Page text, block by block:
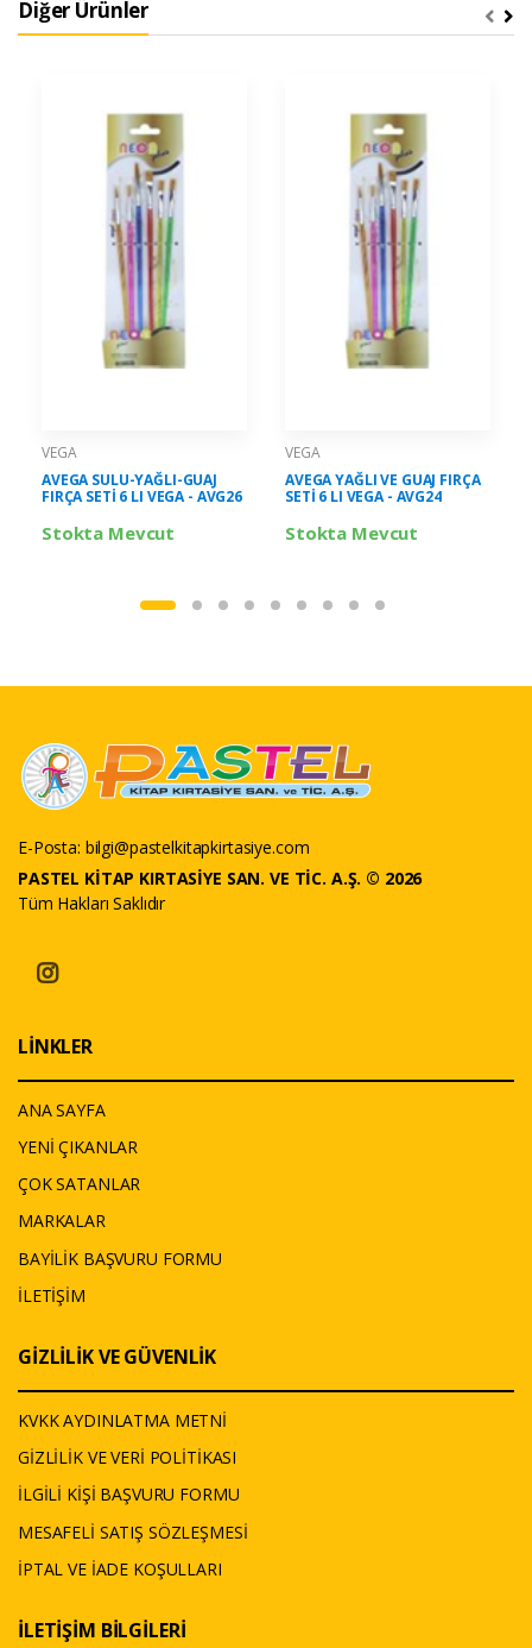
Diğer Ürünler
VEGA
AVEGA SULU-YAĞLI-GUAJ
FIRÇA SETİ 6 LI VEGA - AVG26
Stokta Mevcut
VEGA
AVEGA YAĞLI VE GUAJ FIRÇA
SETİ 6 LI VEGA - AVG24
Stokta Mevcut
E-Posta: bilgi@pastelkitapkirtasiye.com
PASTEL KİTAP KIRTASİYE SAN. VE TİC. A.Ş. © 2026
Tüm Hakları Saklıdır
LİNKLER
ANA SAYFA
YENİ ÇIKANLAR
ÇOK SATANLAR
MARKALAR
BAYİLİK BAŞVURU FORMU
İLETİŞİM
GİZLİLİK VE GÜVENLİK
KVKK AYDINLATMA METNİ
GİZLİLİK VE VERİ POLİTİKASI
İLGİLİ KİŞİ BAŞVURU FORMU
MESAFELİ SATIŞ SÖZLEŞMESİ
İPTAL VE İADE KOŞULLARI
İLETİŞİM BİLGİLERİ